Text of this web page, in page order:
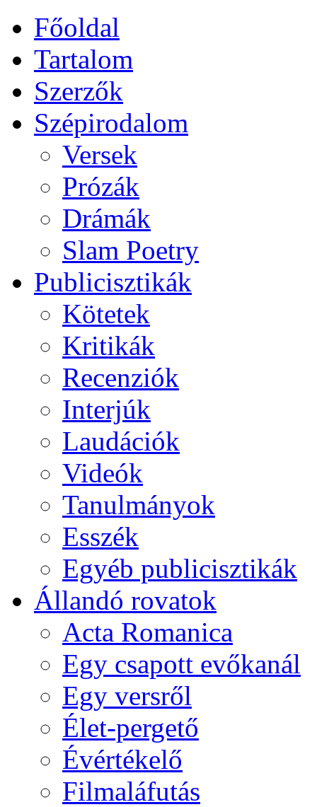
Főoldal
Tartalom
Szerzők
Szépirodalom
Versek
Prózák
Drámák
Slam Poetry
Publicisztikák
Kötetek
Kritikák
Recenziók
Interjúk
Laudációk
Videók
Tanulmányok
Esszék
Egyéb publicisztikák
Állandó rovatok
Acta Romanica
Egy csapott evőkanál
Egy versről
Élet-pergető
Évértékelő
Filmaláfutás